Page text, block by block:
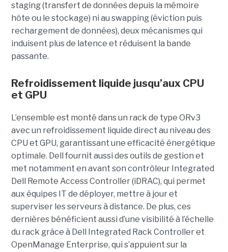
staging (transfert de données depuis la mémoire
hôte ou le stockage) ni au swapping (éviction puis
rechargement de données), deux mécanismes qui
induisent plus de latence et réduisent la bande
passante.
Refroidissement liquide jusqu’aux CPU
et GPU
L’ensemble est monté dans un rack de type ORv3
avec un refroidissement liquide direct au niveau des
CPU et GPU, garantissant une efficacité énergétique
optimale. Dell fournit aussi des outils de gestion et
met notamment en avant son contrôleur Integrated
Dell Remote Access Controller (iDRAC), qui permet
aux équipes IT de déployer, mettre à jour et
superviser les serveurs à distance. De plus, ces
dernières bénéficient aussi d’une visibilité à l’échelle
du rack grâce à Dell Integrated Rack Controller et
OpenManage Enterprise, qui s’appuient sur la